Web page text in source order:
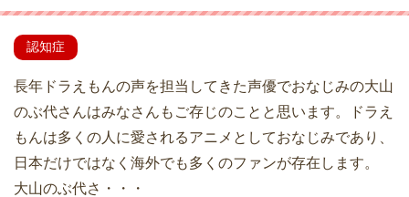
認知症
長年ドラえもんの声を担当してきた声優でおなじみの大山
のぶ代さんはみなさんもご存じのことと思います。ドラえ
もんは多くの人に愛されるアニメとしておなじみであり、
日本だけではなく海外でも多くのファンが存在します。
大山のぶ代さ・・・